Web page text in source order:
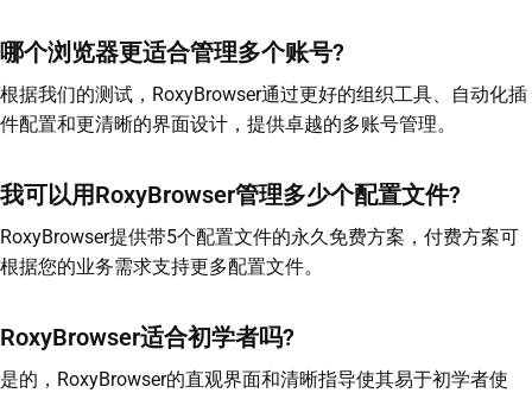
哪个浏览器更适合管理多个账号?
根据我们的测试，RoxyBrowser通过更好的组织工具、自动化插
件配置和更清晰的界面设计，提供卓越的多账号管理。
我可以用RoxyBrowser管理多少个配置文件?
RoxyBrowser提供带5个配置文件的永久免费方案，付费方案可
根据您的业务需求支持更多配置文件。
RoxyBrowser适合初学者吗?
是的，RoxyBrowser的直观界面和清晰指导使其易于初学者使